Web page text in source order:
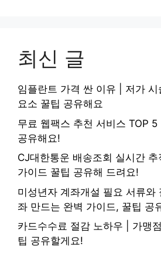
최신 글
임플란트 가격 싼 이유 | 저가 시
요소 꿀팁 공유해요
무료 웹팩스 추천 서비스 TOP
공유해요!
CJ대한통운 배송조회 실시간
가이드 꿀팁 공유해 드려요!
미성년자 계좌개설 필요 서류와
좌 만드는 완벽 가이드, 꿀팁 공
카드수수료 절감 노하우 | 가맹
팁 공유할게요!